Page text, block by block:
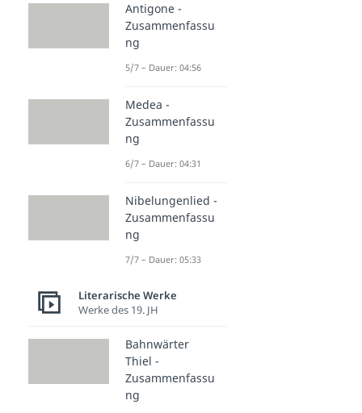
Antigone -
Zusammenfassu
ng
5/7 – Dauer: 04:56
Medea -
Zusammenfassu
ng
6/7 – Dauer: 04:31
Nibelungenlied -
Zusammenfassu
ng
7/7 – Dauer: 05:33
Literarische Werke
Werke des 19. JH
Bahnwärter
Thiel -
Zusammenfassu
ng